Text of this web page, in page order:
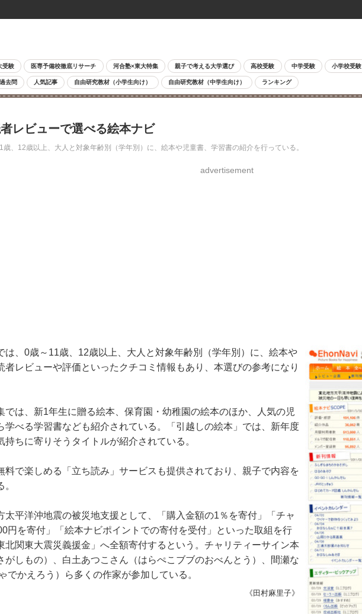
受験 医専予備校徹底リサーチ 河合塾×東大特集 親子で考える大学選び 高校受験 中学受験 小学校受験
去問 人気記事 自由研究教材（小学生向け） 自由研究教材（中学生向け） ランキング
レビューで選べる絵本ナビ
、12歳以上、大人と対象年齢別（学年別）に、絵本や児童書、学習書の紹介を行っている。
advertisement
、0歳～11歳、12歳以上、大人と対象年齢別（学年別）に、絵本や
レビューや評価といったクチコミ情報もあり、本選びの参考になり
は、新1年生に贈る絵本、保育園・幼稚園の絵本のほか、人気の児
べる学習書なども紹介されている。「引越しの絵本」では、新年度
ちに寄りそうタイトルが紹介されている。
で楽しめる「立ち読み」サービスも提供されており、親子で内容を
平洋沖地震の被災地支援として、「購入金額の1％を寄付」「チャ
円を寄付」「絵本ナビポイントでの寄付を受付」といった取組を行
北関東大震災義援金」へ全額寄付するという。チャリティーサイン本
しもの）、白土あつこさん（はらぺこブブのおべんとう）、間瀬な
でかえろう）ら多くの作家が参加している。
《田村麻里子》